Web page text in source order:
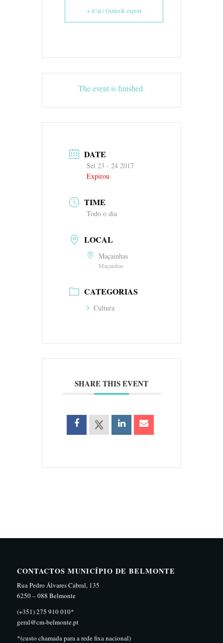
+ iCal / Outlook export
The event is finished.
DATE
Set 23 - 24 2017
Expirou
TIME
Todo o dia
LOCAL
Maçainhas
Maçainhas
CATEGORIAS
Cultura
SHARE THIS EVENT
CONTACTOS MUNICÍPIO DE BELMONTE
Rua Pedro Álvares Cabral, 135
6250 – 088 Belmonte
(+351) 275 910 010*
geral@cm-belmonte.pt
*(custo chamada para a rede fixa nacional)